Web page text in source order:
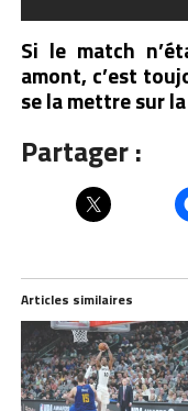
Si le match
amont, c’est
se la mettre sur
Partager :
Articles similaires